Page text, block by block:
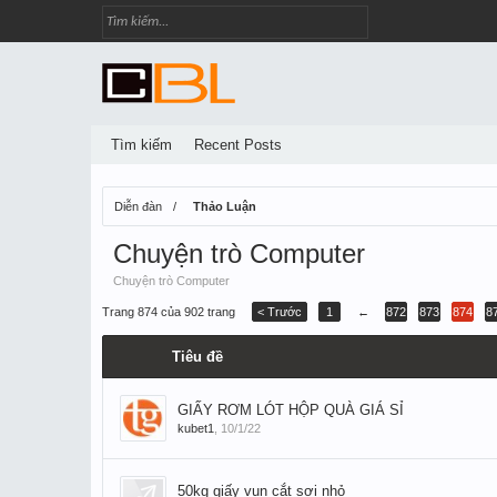
Diễn đàn Thảo Luận
Chuyện trò Computer
Chuyện trò Computer
Trang 874 của 902 trang < Trước 1 ← 872 873 874
Tiêu đề
GIẤY RƠM LÓT HỘP QUÀ GIÁ SỈ
kubet1 10/1/22
50kg giấy vụn cắt sợi nhỏ
Tìm kiếm Recent Posts